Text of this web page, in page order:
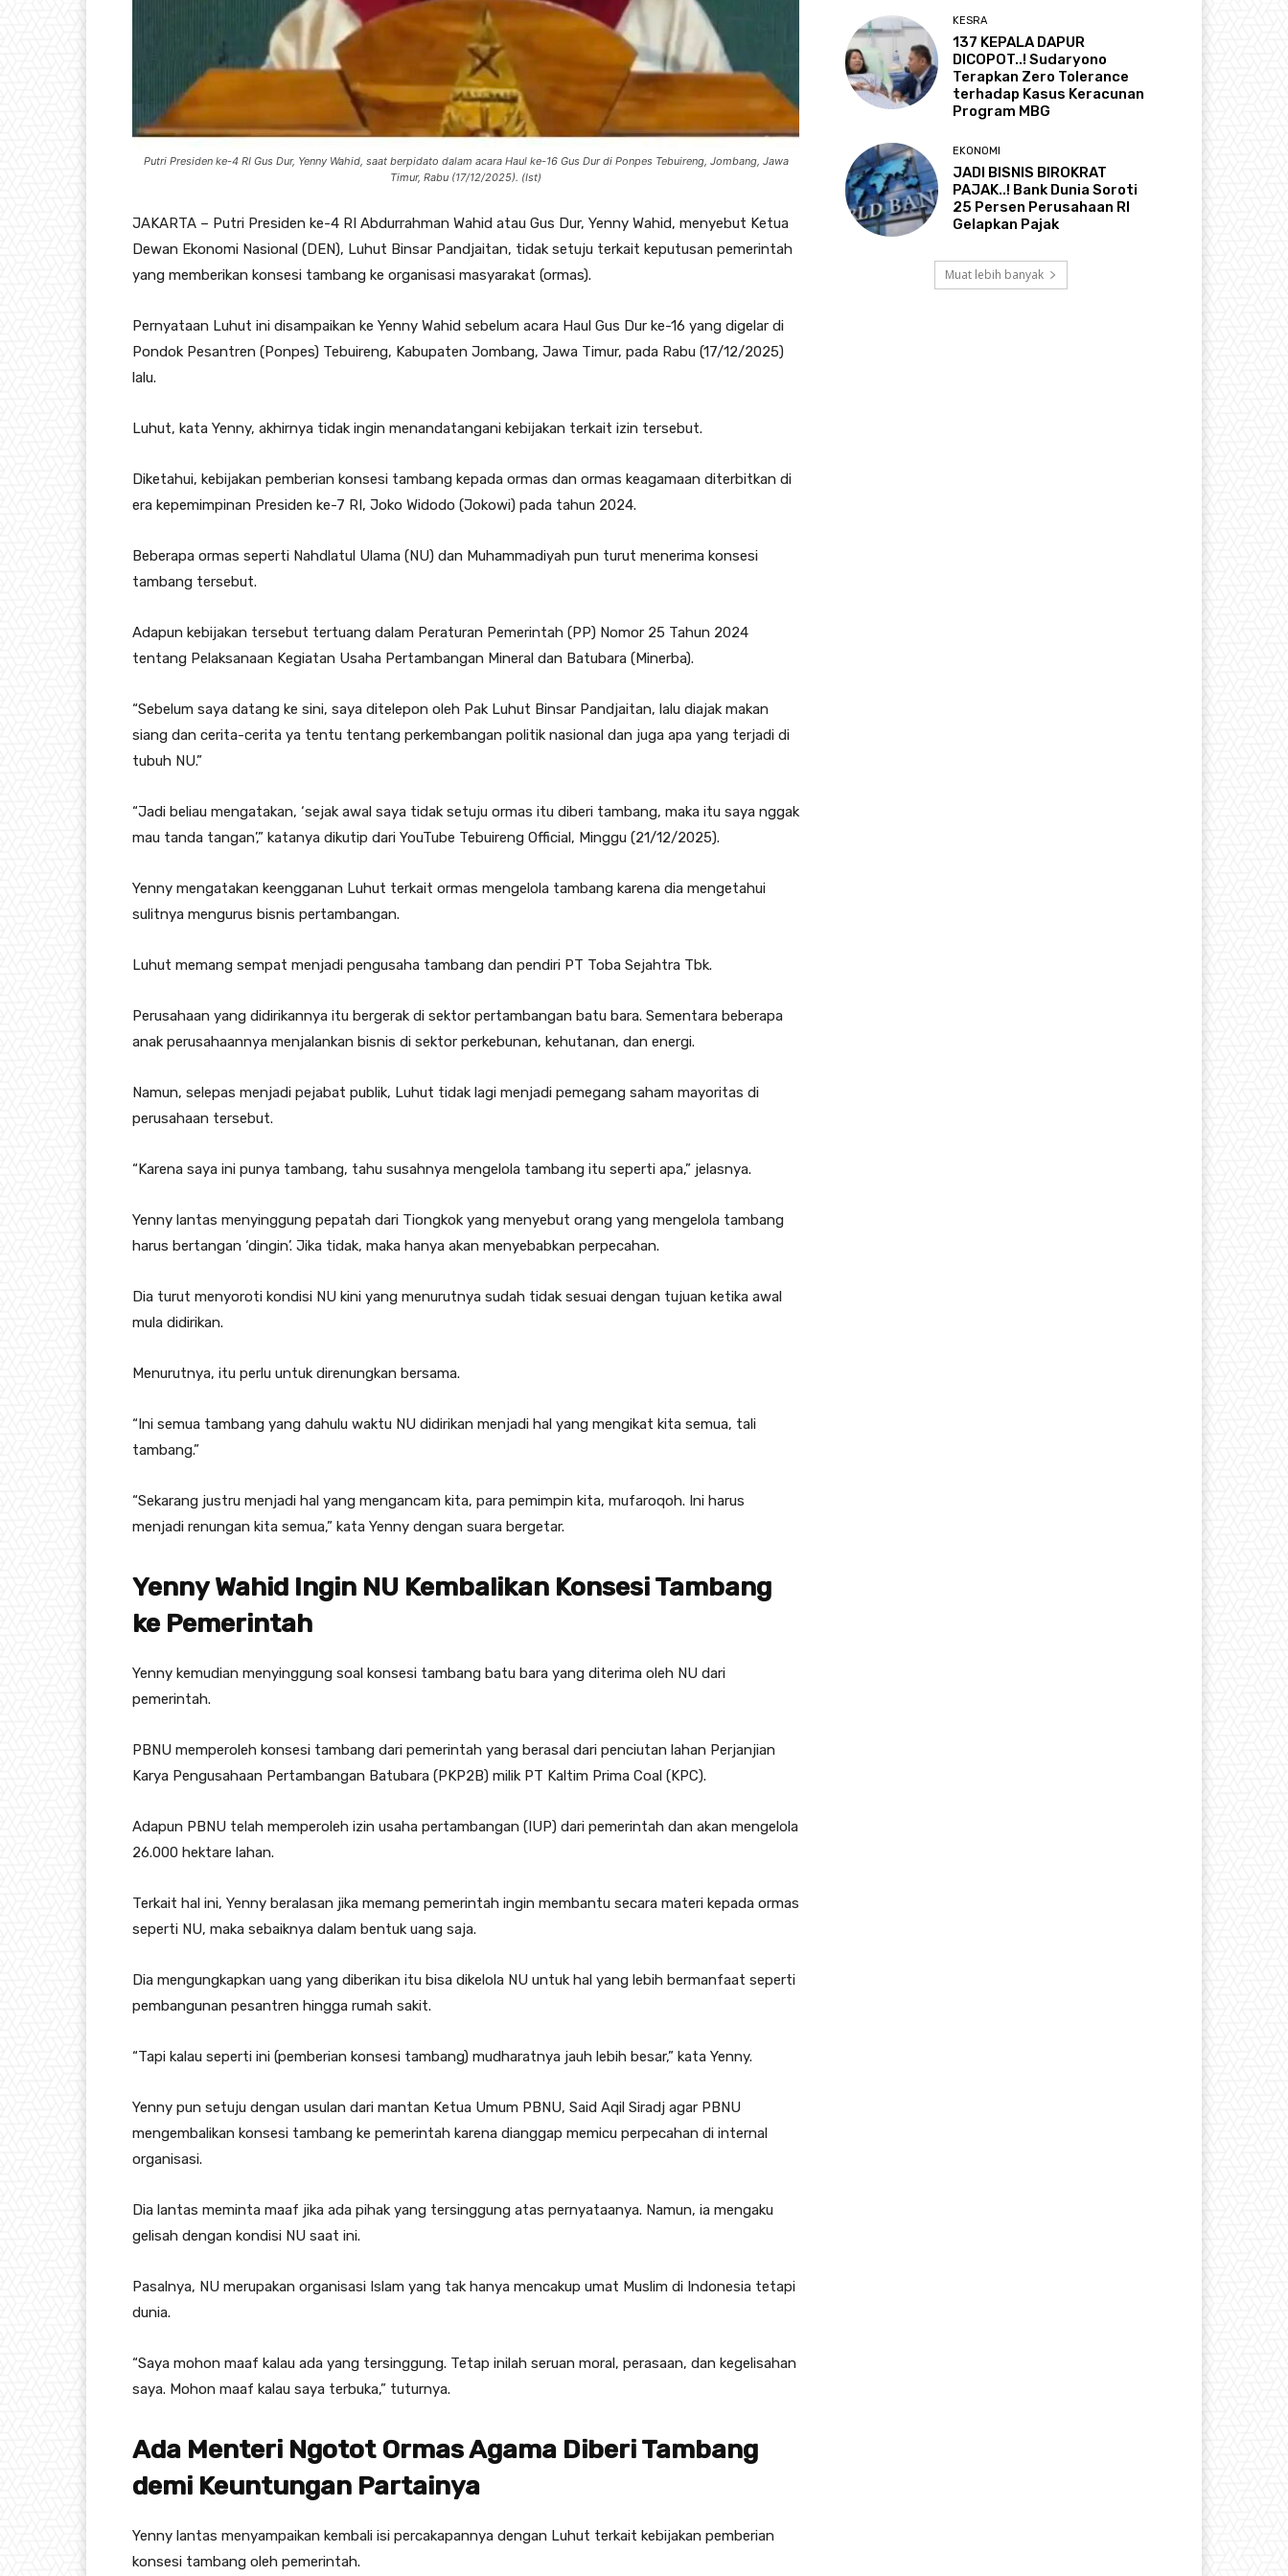
Putri Presiden ke-4 RI Gus Dur, Yenny Wahid, saat berpidato dalam acara Haul ke-16 Gus Dur di Ponpes Tebuireng, Jombang, Jawa
Timur, Rabu (17/12/2025). (Ist)
JAKARTA – Putri Presiden ke-4 RI Abdurrahman Wahid atau Gus Dur, Yenny Wahid, menyebut Ketua
Dewan Ekonomi Nasional (DEN), Luhut Binsar Pandjaitan, tidak setuju terkait keputusan pemerintah
yang memberikan konsesi tambang ke organisasi masyarakat (ormas).
Pernyataan Luhut ini disampaikan ke Yenny Wahid sebelum acara Haul Gus Dur ke-16 yang digelar di
Pondok Pesantren (Ponpes) Tebuireng, Kabupaten Jombang, Jawa Timur, pada Rabu (17/12/2025)
lalu.
Luhut, kata Yenny, akhirnya tidak ingin menandatangani kebijakan terkait izin tersebut.
Diketahui, kebijakan pemberian konsesi tambang kepada ormas dan ormas keagamaan diterbitkan di
era kepemimpinan Presiden ke-7 RI, Joko Widodo (Jokowi) pada tahun 2024.
Beberapa ormas seperti Nahdlatul Ulama (NU) dan Muhammadiyah pun turut menerima konsesi
tambang tersebut.
Adapun kebijakan tersebut tertuang dalam Peraturan Pemerintah (PP) Nomor 25 Tahun 2024
tentang Pelaksanaan Kegiatan Usaha Pertambangan Mineral dan Batubara (Minerba).
“Sebelum saya datang ke sini, saya ditelepon oleh Pak Luhut Binsar Pandjaitan, lalu diajak makan
siang dan cerita-cerita ya tentu tentang perkembangan politik nasional dan juga apa yang terjadi di
tubuh NU.”
“Jadi beliau mengatakan, ‘sejak awal saya tidak setuju ormas itu diberi tambang, maka itu saya nggak
mau tanda tangan’,” katanya dikutip dari YouTube Tebuireng Official, Minggu (21/12/2025).
Yenny mengatakan keengganan Luhut terkait ormas mengelola tambang karena dia mengetahui
sulitnya mengurus bisnis pertambangan.
Luhut memang sempat menjadi pengusaha tambang dan pendiri PT Toba Sejahtra Tbk.
Perusahaan yang didirikannya itu bergerak di sektor pertambangan batu bara. Sementara beberapa
anak perusahaannya menjalankan bisnis di sektor perkebunan, kehutanan, dan energi.
Namun, selepas menjadi pejabat publik, Luhut tidak lagi menjadi pemegang saham mayoritas di
perusahaan tersebut.
“Karena saya ini punya tambang, tahu susahnya mengelola tambang itu seperti apa,” jelasnya.
Yenny lantas menyinggung pepatah dari Tiongkok yang menyebut orang yang mengelola tambang
harus bertangan ‘dingin’. Jika tidak, maka hanya akan menyebabkan perpecahan.
Dia turut menyoroti kondisi NU kini yang menurutnya sudah tidak sesuai dengan tujuan ketika awal
mula didirikan.
Menurutnya, itu perlu untuk direnungkan bersama.
“Ini semua tambang yang dahulu waktu NU didirikan menjadi hal yang mengikat kita semua, tali
tambang.”
“Sekarang justru menjadi hal yang mengancam kita, para pemimpin kita, mufaroqoh. Ini harus
menjadi renungan kita semua,” kata Yenny dengan suara bergetar.
Yenny Wahid Ingin NU Kembalikan Konsesi Tambang
ke Pemerintah
Yenny kemudian menyinggung soal konsesi tambang batu bara yang diterima oleh NU dari
pemerintah.
PBNU memperoleh konsesi tambang dari pemerintah yang berasal dari penciutan lahan Perjanjian
Karya Pengusahaan Pertambangan Batubara (PKP2B) milik PT Kaltim Prima Coal (KPC).
Adapun PBNU telah memperoleh izin usaha pertambangan (IUP) dari pemerintah dan akan mengelola
26.000 hektare lahan.
Terkait hal ini, Yenny beralasan jika memang pemerintah ingin membantu secara materi kepada ormas
seperti NU, maka sebaiknya dalam bentuk uang saja.
Dia mengungkapkan uang yang diberikan itu bisa dikelola NU untuk hal yang lebih bermanfaat seperti
pembangunan pesantren hingga rumah sakit.
“Tapi kalau seperti ini (pemberian konsesi tambang) mudharatnya jauh lebih besar,” kata Yenny.
Yenny pun setuju dengan usulan dari mantan Ketua Umum PBNU, Said Aqil Siradj agar PBNU
mengembalikan konsesi tambang ke pemerintah karena dianggap memicu perpecahan di internal
organisasi.
Dia lantas meminta maaf jika ada pihak yang tersinggung atas pernyataanya. Namun, ia mengaku
gelisah dengan kondisi NU saat ini.
Pasalnya, NU merupakan organisasi Islam yang tak hanya mencakup umat Muslim di Indonesia tetapi
dunia.
“Saya mohon maaf kalau ada yang tersinggung. Tetap inilah seruan moral, perasaan, dan kegelisahan
saya. Mohon maaf kalau saya terbuka,” tuturnya.
Ada Menteri Ngotot Ormas Agama Diberi Tambang
demi Keuntungan Partainya
Yenny lantas menyampaikan kembali isi percakapannya dengan Luhut terkait kebijakan pemberian
konsesi tambang oleh pemerintah.
KESRA
137 KEPALA DAPUR
DICOPOT..! Sudaryono
Terapkan Zero Tolerance
terhadap Kasus Keracunan
Program MBG
EKONOMI
JADI BISNIS BIROKRAT
PAJAK..! Bank Dunia Soroti
25 Persen Perusahaan RI
Gelapkan Pajak
Muat lebih banyak